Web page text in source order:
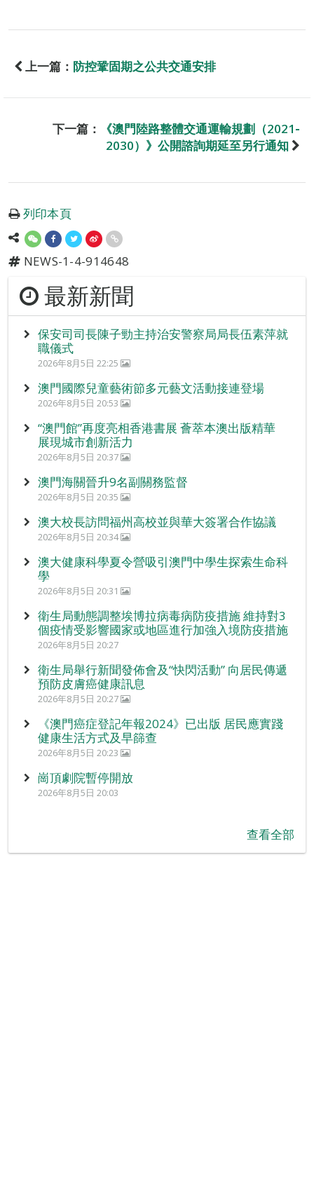
上一篇： 防控鞏固期之公共交通安排
下一篇：
《澳門陸路整體交通運輸規劃（2021‐
2030）》公開諮詢期延至另行通知
列印本頁
NEWS-1-4-914648
最新新聞
保安司司長陳子勁主持治安警察局局長伍素萍就
職儀式
2026年8月5日 22:25
澳門國際兒童藝術節多元藝文活動接連登場
2026年8月5日 20:53
“澳門館”再度亮相香港書展 薈萃本澳出版精華
展現城市創新活力
2026年8月5日 20:37
澳門海關晉升9名副關務監督
2026年8月5日 20:35
澳大校長訪問福州高校並與華大簽署合作協議
2026年8月5日 20:34
澳大健康科學夏令營吸引澳門中學生探索生命科
學
2026年8月5日 20:31
衛生局動態調整埃博拉病毒病防疫措施 維持對3
個疫情受影響國家或地區進行加強入境防疫措施
2026年8月5日 20:27
衛生局舉行新聞發佈會及“快閃活動” 向居民傳遞
預防皮膚癌健康訊息
2026年8月5日 20:27
《澳門癌症登記年報2024》已出版 居民應實踐
健康生活方式及早篩查
2026年8月5日 20:23
崗頂劇院暫停開放
2026年8月5日 20:03
查看全部